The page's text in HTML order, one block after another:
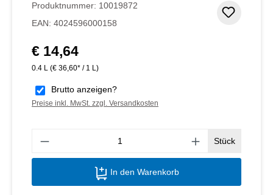
Produktnummer: 10019872
EAN: 4024596000158
Regulärer Preis:
€ 14,64
0.4 L (€ 36,60* / 1 L)
Brutto anzeigen?
Preise inkl. MwSt. zzgl. Versandkosten
Stück
In den Warenkorb